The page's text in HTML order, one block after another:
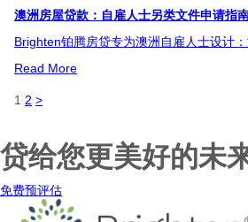
澳洲房屋贷款：自雇人士另类文件申请指
Brighten铂腾房贷专为澳洲自雇人士设计
Read More
1 2 >
贷给您更美好的未
免费预评估